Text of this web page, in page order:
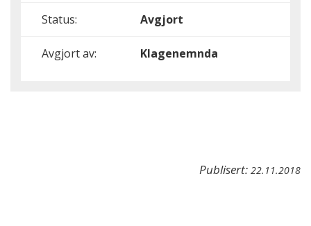
Status: Avgjort
Avgjort av: Klagenemnda
Publisert: 22.11.2018